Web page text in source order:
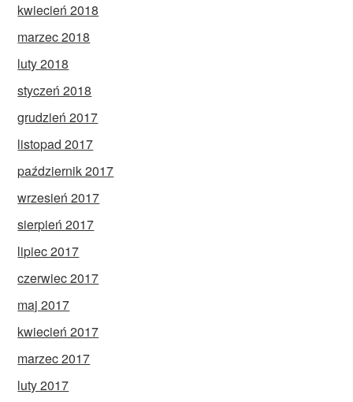
kwiecień 2018
marzec 2018
luty 2018
styczeń 2018
grudzień 2017
listopad 2017
październik 2017
wrzesień 2017
sierpień 2017
lipiec 2017
czerwiec 2017
maj 2017
kwiecień 2017
marzec 2017
luty 2017